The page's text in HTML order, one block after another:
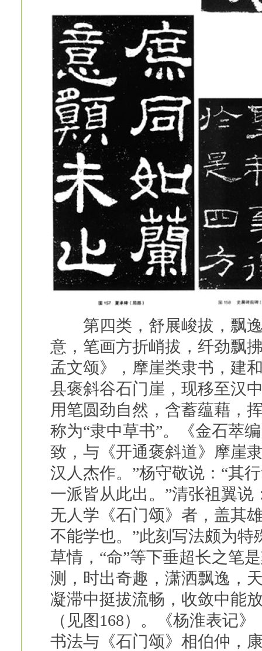
第四类，舒展峻拔，飘逸
意，笔画方折峭拔，纤劲飘
孟文颂》，摩崖类隶书，建
县褒斜谷石门崖，现移至汉
用笔圆劲自然，含蓄蕴藉，
称为“隶中草书”。《金石萃
致，与《开通褒斜道》摩崖
汉人杰作。”杨守敬说：“其
一派皆从此出。”清张祖翼
无人学《石门颂》者，盖其
不能学也。”此刻写法颇为
草情，“命”等下垂超长之笔
测，时出奇趣，潇洒飘逸，
凝滞中挺拔流畅，收敛中能
（见图168）。《杨淮表记
书法与《石门颂》相伯仲，